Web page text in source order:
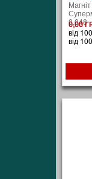
0,048
0,00
від
від